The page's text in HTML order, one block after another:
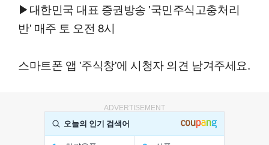
▶대한민국 대표 증권방송 '국민주식고충처리
반' 매주 토 오전 8시
스마트폰 앱 '주식창'에 시청자 의견 남겨주세요.
ADVERTISEMENT